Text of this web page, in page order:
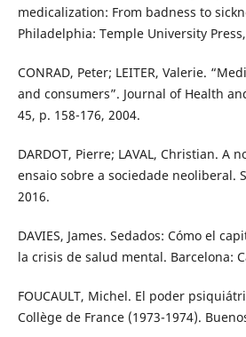
medicalization: From badness to
Philadelphia: Temple University
CONRAD, Peter; LEITER, Valerie.
and consumers”. Journal of Health
45, p. 158-176, 2004.
DARDOT, Pierre; LAVAL, Christian. A
ensaio sobre a sociedade neoliberal.
2016.
DAVIES, James. Sedados: Cómo el
la crisis de salud mental. Barcelona:
FOUCAULT, Michel. El poder
Collège de France (1973-1974).